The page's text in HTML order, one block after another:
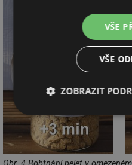
VŠE
VŠE
ZOBRAZIT
Nezbytně
nutné
soubory